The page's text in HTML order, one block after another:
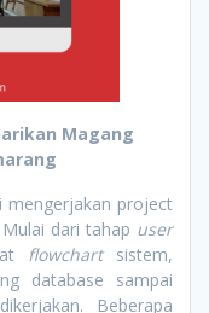
Magang
mengerjakan project
dari tahap user
flowchartsistem,
database sampai
Beberapa